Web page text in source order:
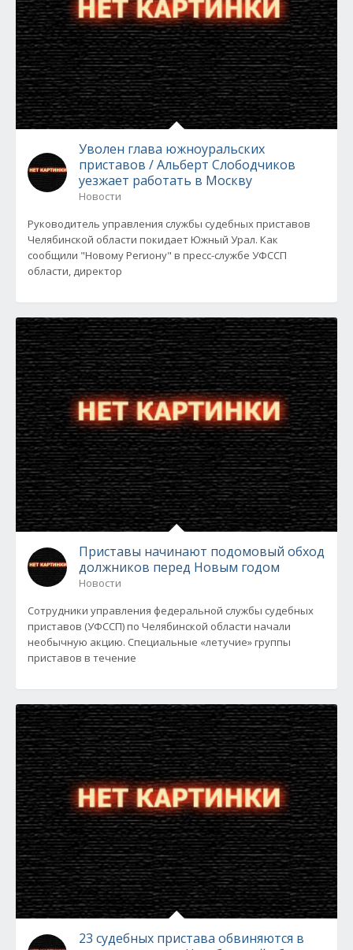
Уволен глава южноуральских
приставов / Альберт Слободчиков
уезжает работать в Москву
Новости
Руководитель управления службы судебных приставов
Челябинской области покидает Южный Урал. Как
сообщили "Новому Региону" в пресс-службе УФССП
области, директор
Приставы начинают подомовый обход
должников перед Новым годом
Новости
Сотрудники управления федеральной службы судебных
приставов (УФССП) по Челябинской области начали
необычную акцию. Специальные «летучие» группы
приставов в течение
23 судебных пристава обвиняются в